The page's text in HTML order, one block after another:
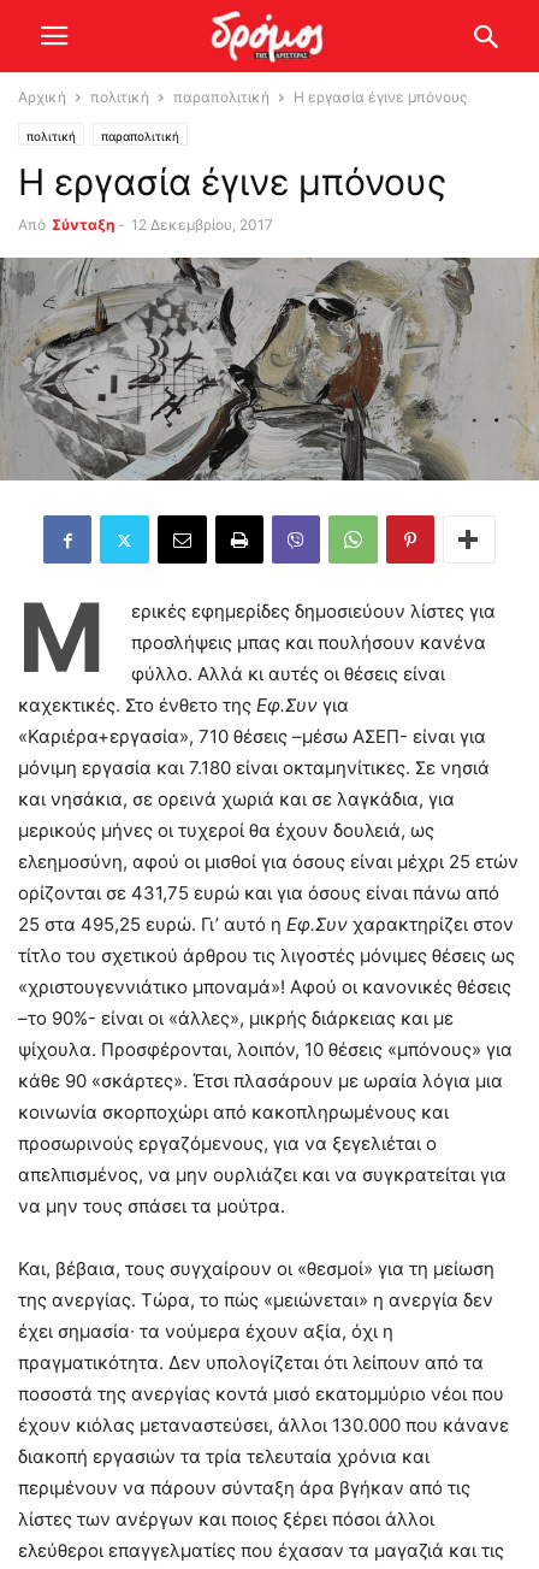
Αρχική πολιτική παραπολιτική Η εργασία έγινε μπόνους
πολιτική παραπολιτική
Η εργασία έγινε μπόνους
Από Σύνταξη - 12 Δεκεμβρίου, 2017
Μ
ερικές εφημερίδες δημοσιεύουν λίστες για
προσλήψεις μπας και πουλήσουν κανένα
φύλλο. Αλλά κι αυτές οι θέσεις είναι
καχεκτικές. Στο ένθετο της Εφ.Συν για
«Καριέρα+εργασία», 710 θέσεις –μέσω ΑΣΕΠ- είναι για
μόνιμη εργασία και 7.180 είναι οκταμηνίτικες. Σε νησιά
και νησάκια, σε ορεινά χωριά και σε λαγκάδια, για
μερικούς μήνες οι τυχεροί θα έχουν δουλειά, ως
ελεημοσύνη, αφού οι μισθοί για όσους είναι μέχρι 25 ετών
ορίζονται σε 431,75 ευρώ και για όσους είναι πάνω από
25 στα 495,25 ευρώ. Γι’ αυτό η Εφ.Συν χαρακτηρίζει στον
τίτλο του σχετικού άρθρου τις λιγοστές μόνιμες θέσεις ως
«χριστουγεννιάτικο μποναμά»! Αφού οι κανονικές θέσεις
–το 90%- είναι οι «άλλες», μικρής διάρκειας και με
ψίχουλα. Προσφέρονται, λοιπόν, 10 θέσεις «μπόνους» για
κάθε 90 «σκάρτες». Έτσι πλασάρουν με ωραία λόγια μια
κοινωνία σκορποχώρι από κακοπληρωμένους και
προσωρινούς εργαζόμενους, για να ξεγελιέται ο
απελπισμένος, να μην ουρλιάζει και να συγκρατείται για
να μην τους σπάσει τα μούτρα.
Και, βέβαια, τους συγχαίρουν οι «θεσμοί» για τη μείωση
της ανεργίας. Τώρα, το πώς «μειώνεται» η ανεργία δεν
έχει σημασία∙ τα νούμερα έχουν αξία, όχι η
πραγματικότητα. Δεν υπολογίζεται ότι λείπουν από τα
ποσοστά της ανεργίας κοντά μισό εκατομμύριο νέοι που
έχουν κιόλας μεταναστεύσει, άλλοι 130.000 που κάνανε
διακοπή εργασιών τα τρία τελευταία χρόνια και
περιμένουν να πάρουν σύνταξη άρα βγήκαν από τις
λίστες των ανέργων και ποιος ξέρει πόσοι άλλοι
ελεύθεροι επαγγελματίες που έχασαν τα μαγαζιά και τις